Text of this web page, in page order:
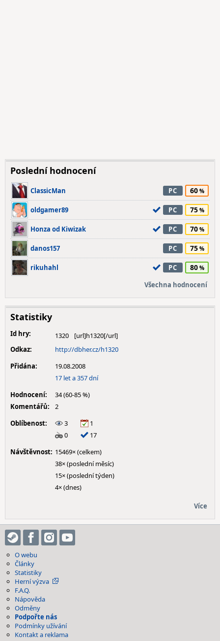
Poslední hodnocení
ClassicMan PC 60
oldgamer89 PC 75
Honza od Kiwizak PC 70
danos157 PC 75
rikuhahl PC 80
Všechna hodnocení
Statistiky
Id hry:
1320
Odkaz:
http://dbher.cz/h1320
Přidána:
19.08.2008
17 let a 357 dní
Hodnocení:
34 (60-85 %)
Komentářů:
2
Oblíbenost:
3
1
0
17
Návštěvnost: 15469× (celkem)
38× (poslední měsíc)
15× (poslední týden)
4× (dnes)
Více
O webu
Články
Statistiky
Herní výzva
F.A.Q.
Nápověda
Odměny
Podpořte nás
Podmínky užívání
Kontakt a reklama